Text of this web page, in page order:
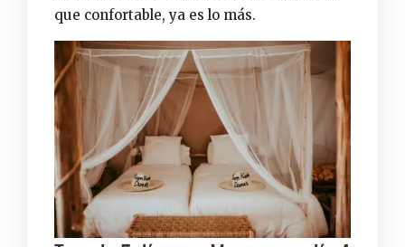
que confortable, ya es lo más.